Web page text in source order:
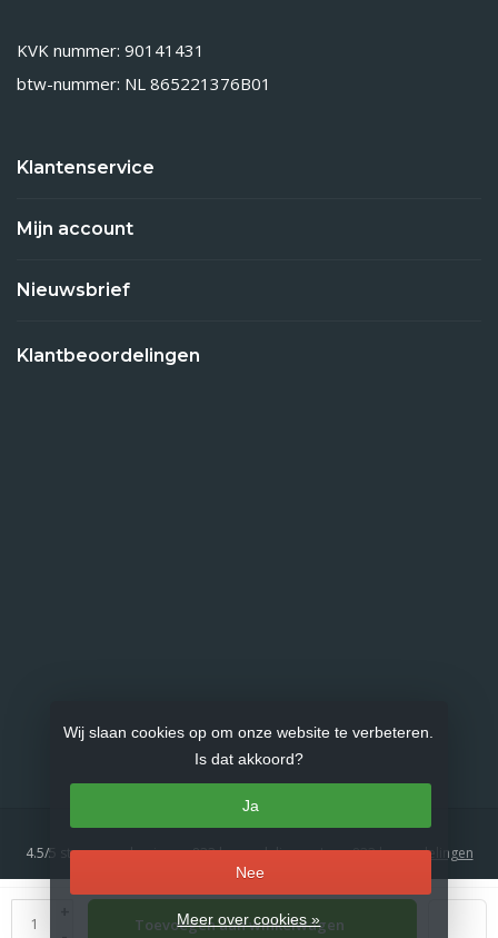
Toevoegen aan winkelwagen
KVK nummer: 90141431
btw-nummer: NL 865221376B01
Klantenservice
Mijn account
Nieuwsbrief
Klantbeoordelingen
4.5/5 sterren op basis van833beoordelingen.Lees 833 beoordelingen
Wij slaan cookies op om onze website te verbeteren.
Is dat akkoord?
Ja
Nee
Meer over cookies »
© Copyright 2026 Gasproducten.nl
- Powered by
Lightspeed